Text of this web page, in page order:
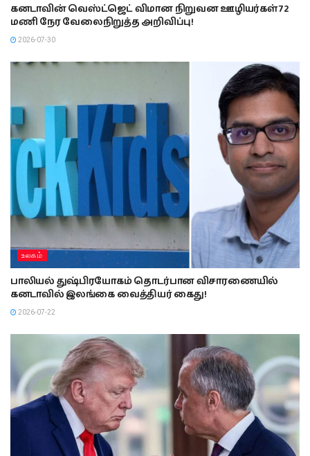
கனடாவின் வெஸ்ட்ஜெட் விமான நிறுவன ஊழியர்கள் 72
மணி நேர வேலைநிறுத்த அறிவிப்பு!
2026-07-30
உலகம்
பாலியல் துஷ்பிரயோகம் தொடர்பான விசாரணையில்
கனடாவில் இலங்கை வைத்தியர் கைது!
2026-07-22